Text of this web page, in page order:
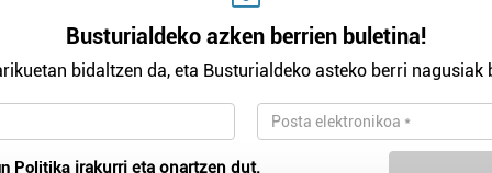
Busturialdeko azken berrien buletina!
bidaltzen da, eta Busturialdeko asteko berri nagusiak
Politika irakurri eta onartzen dut.